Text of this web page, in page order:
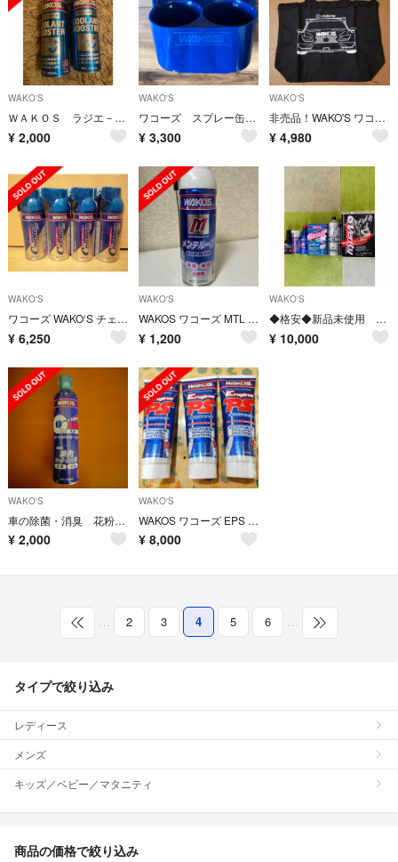
WAKO'S
ＷＡＫＯＳ ラジエ－タ－用 ＣＯＯＬＡＮＴ ＢＯＯＳＴＥＲ
¥ 2,000
WAKO'S
ワコーズ スプレー缶ホルダー WAKO'S
¥ 3,300
WAKO'S
非売品！WAKO'S ワコーズ トートバッグ スーパーGT RC-F ブラック
¥ 4,980
WAKO'S
ワコーズ WAKO‘S チェーンルブ CHL A310 防錆潤滑剤 4本セット
¥ 6,250
WAKO'S
WAKOS ワコーズ MTL メンテルーブ 潤滑ケミカル ケミカル
¥ 1,200
WAKO'S
◆格安◆新品未使用 ワコ－ズ製品3点入り ケミカル類全6点セット
¥ 10,000
WAKO'S
車の除菌・消臭 花粉対策 エアーキャタライザーミスト
¥ 2,000
WAKO'S
WAKOS ワコーズ EPS エンジンパワーシールド ラジエーター 3個セット
¥ 8,000
2 3 4 5 6
タイプで絞り込み
レディース
メンズ
キッズ／ベビー／マタニティ
商品の価格で絞り込み